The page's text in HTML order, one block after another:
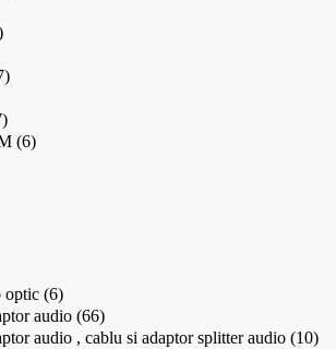
(6)
optic (6)
audio (66)
audio , cablu si adaptor splitter audio (10)